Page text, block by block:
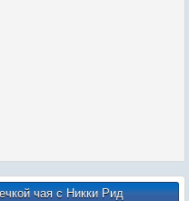
чая с Никки Рид